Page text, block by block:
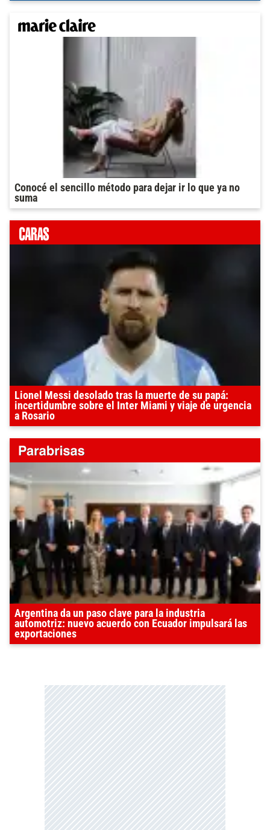
Conocé el sencillo método para dejar ir lo que ya no
suma
Lionel Messi desolado tras la muerte de su papá:
incertidumbre sobre el Inter Miami y viaje de urgencia
a Rosario
Argentina da un paso clave para la industria
automotriz: nuevo acuerdo con Ecuador impulsará las
exportaciones